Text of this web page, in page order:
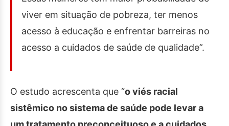
viver em situação de pobreza, ter menos
acesso à educação e enfrentar barreiras no
acesso a cuidados de saúde de qualidade”.
O estudo acrescenta que “o viés racial
sistêmico no sistema de saúde pode levar a